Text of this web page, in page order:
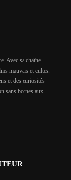
Avec sa chaîne
mauvais et cultes.
et des curiosités
sans bornes aux